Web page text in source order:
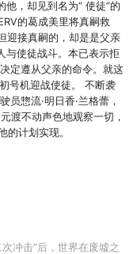
，却见到名为“ 使徒”的
的葛成美里将真嗣救
迎接真嗣的，却是是父亲
与使徒战斗。本已表示拒
定遵从父亲的命令。就这
号机迎战使徒。 不断袭
惣流·明日香·兰格蕾，
渡不动声色地观察一切，
的计划实现。
冲击”后，世界在废墟之